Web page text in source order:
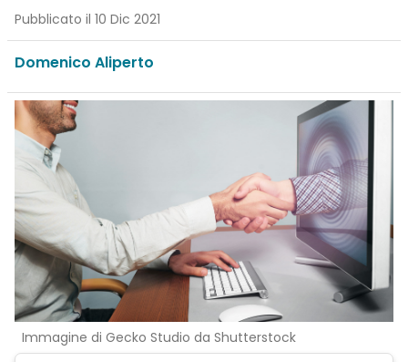
Pubblicato il 10 Dic 2021
Domenico Aliperto
Immagine di Gecko Studio da Shutterstock